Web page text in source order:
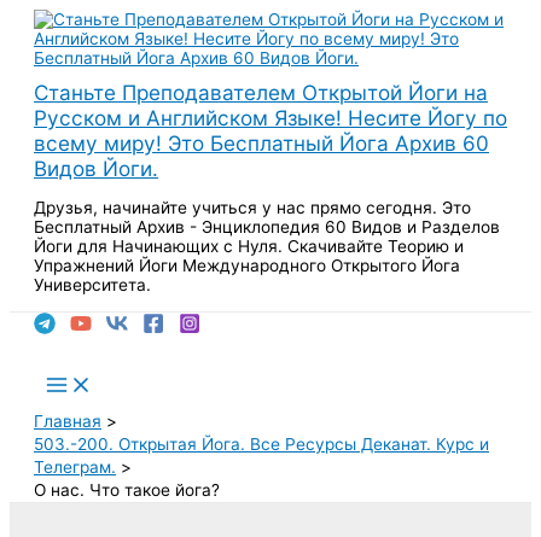
Перейти
содержимому
Станьте Преподавателем Открытой Йоги на
Русском и Английском Языке! Несите Йогу по
всему миру! Это Бесплатный Йога Архив 60
Видов Йоги.
Друзья, начинайте учиться у нас прямо сегодня. Это
Бесплатный Архив - Энциклопедия 60 Видов и Разделов
Йоги для Начинающих с Нуля. Скачивайте Теорию и
Упражнений Йоги Международного Открытого Йога
Университета.
Main
Menu
Главная
503.-200. Открытая Йога. Все Ресурсы Деканат. Курс и
Телеграм.
О нас. Что такое йога?